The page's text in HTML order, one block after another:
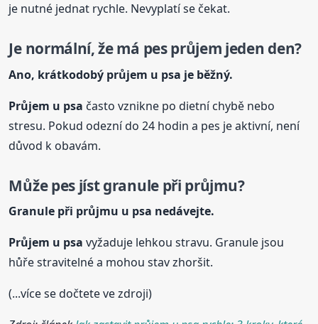
je nutné jednat rychle. Nevyplatí se čekat.
Je normální, že má pes průjem jeden den?
Ano, krátkodobý průjem u psa je běžný.
Průjem u psa často vznikne po dietní chybě nebo
stresu. Pokud odezní do 24 hodin a pes je aktivní, není
důvod k obavám.
Může pes jíst granule při průjmu?
Granule při průjmu u psa nedávejte.
Průjem u psa vyžaduje lehkou stravu. Granule jsou
hůře stravitelné a mohou stav zhoršit.
(...více se dočtete ve zdroji)